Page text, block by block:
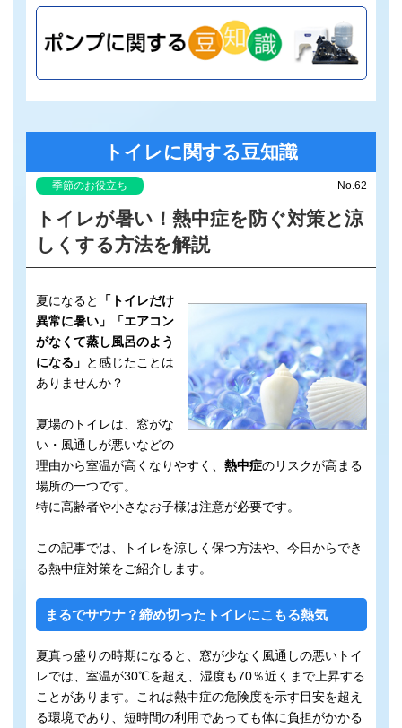
トイレに関する豆知識
季節のお役立ち No.62
トイレが暑い！熱中症を防ぐ対策と涼
しくする方法を解説
夏になると
「トイレだけ
異常に暑い」「エアコン
がなくて蒸し風呂のよう
になる」 と感じたことは
ありませんか？
夏場のトイレは、窓がな
い・風通しが悪いなどの
理由から室温が高くなりやすく、 熱中症のリスクが高まる
場所の一つです。
特に高齢者や小さなお子様は注意が必要です。
この記事では、トイレを涼しく保つ方法や、今日からでき
る熱中症対策をご紹介します。
まるでサウナ？締め切ったトイレにこもる熱気
夏真っ盛りの時期になると、窓が少なく風通しの悪いトイ
レでは、室温が30℃を超え、湿度も70％近くまで上昇する
ことがあります。これは熱中症の危険度を示す目安を超え
る環境であり、短時間の利用であっても体に負担がかかる